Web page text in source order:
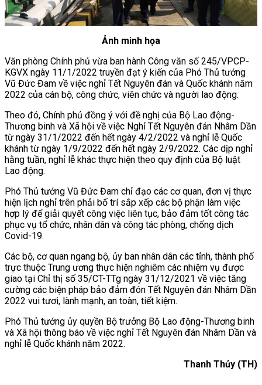
Ảnh minh họa
Văn phòng Chính phủ vừa ban hành Công văn số 245/VPCP-
KGVX ngày 11/1/2022 truyền đạt ý kiến của Phó Thủ tướng
Vũ Đức Đam về việc nghỉ Tết Nguyên đán và Quốc khánh năm
2022 của cán bộ, công chức, viên chức và người lao động.
Theo đó, Chính phủ đồng ý với đề nghị của Bộ Lao động-
Thương binh và Xã hội về việc Nghỉ Tết Nguyên đán Nhâm Dần
từ ngày 31/1/2022 đến hết ngày 4/2/2022 và nghỉ lễ Quốc
khánh từ ngày 1/9/2022 đến hết ngày 2/9/2022. Các dịp nghỉ
hằng tuần, nghỉ lễ khác thực hiện theo quy định của Bộ luật
Lao động.
Phó Thủ tướng Vũ Đức Đam chỉ đạo các cơ quan, đơn vị thực
hiện lịch nghỉ trên phải bố trí sắp xếp các bộ phận làm việc
hợp lý để giải quyết công việc liên tục, bảo đảm tốt công tác
phục vụ tổ chức, nhân dân và công tác phòng, chống dịch
Covid-19.
Các bộ, cơ quan ngang bộ, ủy ban nhân dân các tỉnh, thành phố
trực thuộc Trung ương thực hiện nghiêm các nhiệm vụ được
giao tại Chỉ thị số 35/CT-TTg ngày 31/12/2021 về việc tăng
cường các biện pháp bảo đảm đón Tết Nguyên đán Nhâm Dần
2022 vui tươi, lành mạnh, an toàn, tiết kiệm.
Phó Thủ tướng ủy quyền Bộ trưởng Bộ Lao động-Thương binh
và Xã hội thông báo về việc nghỉ Tết Nguyên đán Nhâm Dần và
nghỉ lễ Quốc khánh năm 2022.
Thanh Thủy (TH)